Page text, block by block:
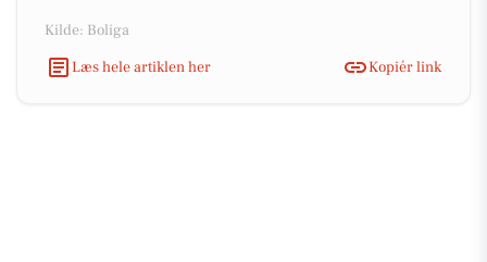
Kilde: Boliga
Læs hele artiklen her
Kopiér link